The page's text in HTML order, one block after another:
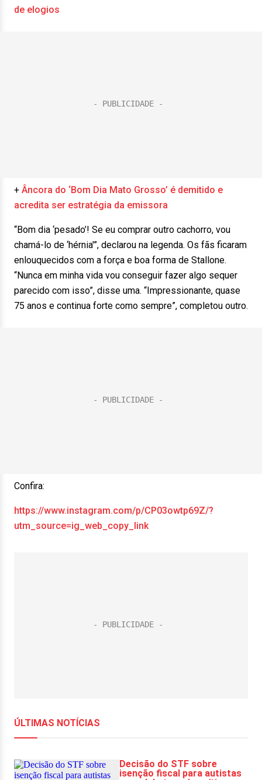
de elogios
+ Âncora do ‘Bom Dia Mato Grosso’ é demitido e
acredita ser estratégia da emissora
“Bom dia ‘pesado’! Se eu comprar outro cachorro, vou
chamá-lo de ‘hérnia'”, declarou na legenda. Os fãs ficaram
enlouquecidos com a força e boa forma de Stallone.
“Nunca em minha vida vou conseguir fazer algo sequer
parecido com isso”, disse uma. “Impressionante, quase
75 anos e continua forte como sempre”, completou outro.
Confira:
https://www.instagram.com/p/CP03owtp69Z/?
utm_source=ig_web_copy_link